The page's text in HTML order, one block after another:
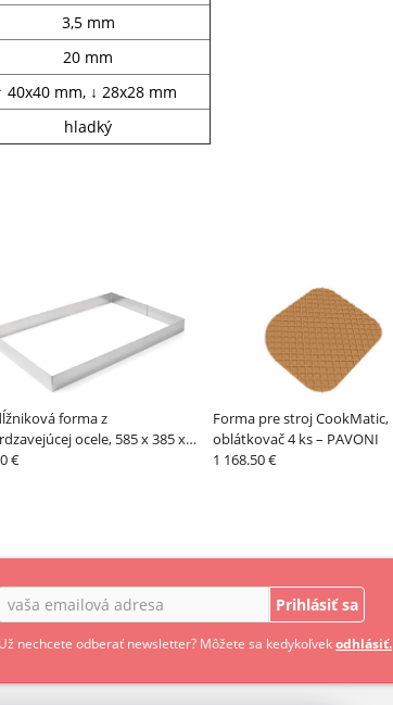
3,5 mm
20 mm
40x40 mm, ↓ 28x28 mm
hladký
forma z
ocele, 585 x 385 x
– HENDI
€
Forma pre stroj CookMatic,
oblátkovač 4 ks – PAVONI
1 168.50 €
Prihlásiť sa
Už nechcete odberať newsletter? Môžete sa kedykoľvekodhlásiť.